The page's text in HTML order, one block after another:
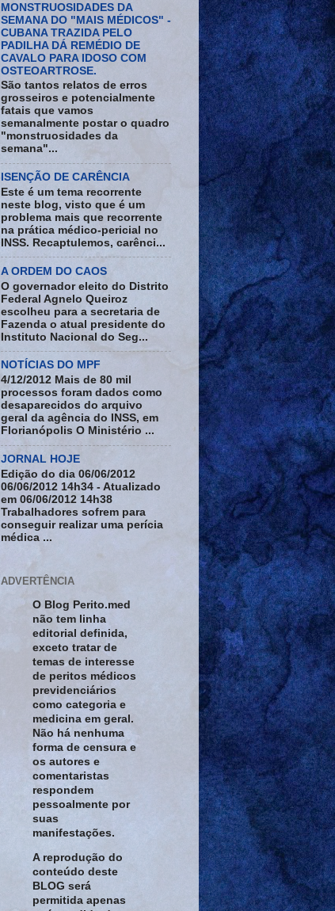
MONSTRUOSIDADES DA
SEMANA DO "MAIS MÉDICOS" -
CUBANA TRAZIDA PELO
PADILHA DÁ REMÉDIO DE
CAVALO PARA IDOSO COM
OSTEOARTROSE.
São tantos relatos de erros
grosseiros e potencialmente
fatais que vamos
semanalmente postar o quadro
"monstruosidades da
semana"...
ISENÇÃO DE CARÊNCIA
Este é um tema recorrente
neste blog, visto que é um
problema mais que recorrente
na prática médico-pericial no
INSS. Recaptulemos, carênci...
A ORDEM DO CAOS
O governador eleito do Distrito
Federal Agnelo Queiroz
escolheu para a secretaria de
Fazenda o atual presidente do
Instituto Nacional do Seg...
NOTÍCIAS DO MPF
4/12/2012 Mais de 80 mil
processos foram dados como
desaparecidos do arquivo
geral da agência do INSS, em
Florianópolis O Ministério ...
JORNAL HOJE
Edição do dia 06/06/2012
06/06/2012 14h34 - Atualizado
em 06/06/2012 14h38
Trabalhadores sofrem para
conseguir realizar uma perícia
médica ...
ADVERTÊNCIA
O Blog Perito.med
não tem linha
editorial definida,
exceto tratar de
temas de interesse
de peritos médicos
previdenciários
como categoria e
medicina em geral.
Não há nenhuma
forma de censura e
os autores e
comentaristas
respondem
pessoalmente por
suas
manifestações.
A reprodução do
conteúdo deste
BLOG será
permitida apenas